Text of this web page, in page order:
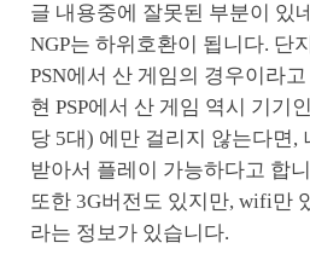
글 내용중에 잘못된 부분이 있
NGP는 하위호환이 됩니다. 단
PSN에서 산 게임의 경우이라
현 PSP에서 산 게임 역시 기기
당 5대) 에만 걸리지 않는다면,
받아서 플레이 가능하다고 합
또한 3G버전도 있지만, wifi만
라는 정보가 있습니다.